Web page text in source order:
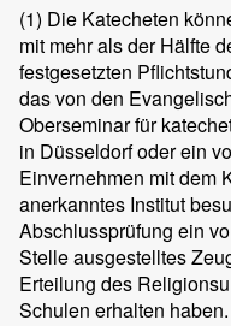
(1) Die Katecheten
mit mehr als der Hälfte
festgesetzten
das von den
Oberseminar für
in Düsseldorf oder ein
Einvernehmen mit dem
anerkanntes Institut
Abschlussprüfung ein
Stelle ausgestelltes
Erteilung des
Schulen erhalten haben.